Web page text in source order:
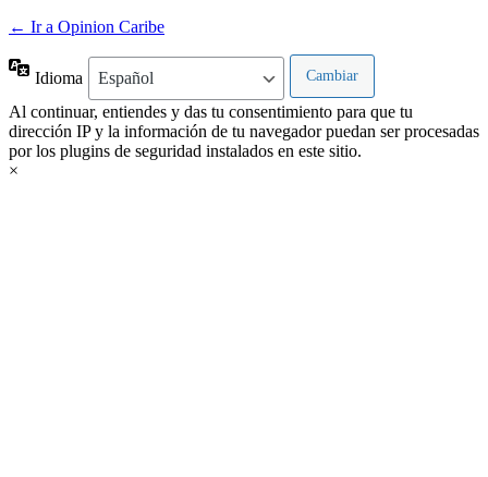
← Ir a Opinion Caribe
Idioma
Al continuar, entiendes y das tu consentimiento para que tu
dirección IP y la información de tu navegador puedan ser procesadas
por los plugins de seguridad instalados en este sitio.
×